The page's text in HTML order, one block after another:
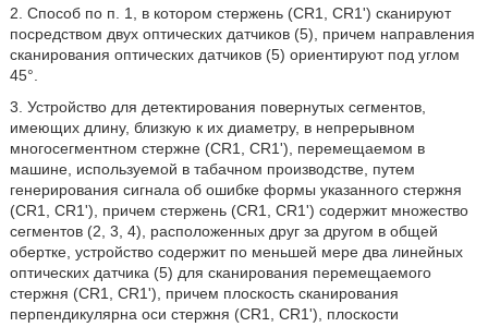
2. Способ по п. 1, в котором стержень (CR1, CR1') сканируют
посредством двух оптических датчиков (5), причем направления
сканирования оптических датчиков (5) ориентируют под углом
45°.
3. Устройство для детектирования повернутых сегментов,
имеющих длину, близкую к их диаметру, в непрерывном
многосегментном стержне (CR1, CR1'), перемещаемом в
машине, используемой в табачном производстве, путем
генерирования сигнала об ошибке формы указанного стержня
(CR1, CR1'), причем стержень (CR1, CR1') содержит множество
сегментов (2, 3, 4), расположенных друг за другом в общей
обертке, устройство содержит по меньшей мере два линейных
оптических датчика (5) для сканирования перемещаемого
стержня (CR1, CR1'), причем плоскость сканирования
перпендикулярна оси стержня (CR1, CR1'), плоскости